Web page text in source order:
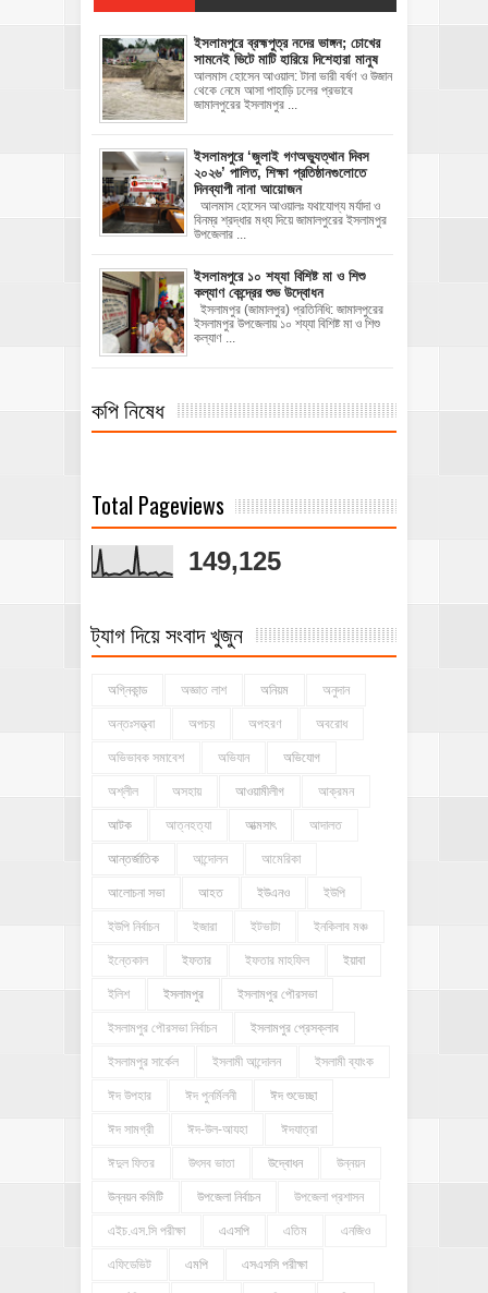
ইসলামপুরে ব্রহ্মপুত্র নদের ভাঙ্গন; চোখের
সামনেই ভিটে মাটি হারিয়ে দিশেহারা মানুষ
আলমাস হোসেন আওয়াল: টানা ভারী বর্ষণ ও উজান
থেকে নেমে আসা পাহাড়ি ঢলের প্রভাবে
জামালপুরের ইসলামপুর ...
‎ইসলামপুরে ‘জুলাই গণঅভ্যুত্থান দিবস
২০২৬’ পালিত, শিক্ষা প্রতিষ্ঠানগুলোতে
দিনব্যাপী নানা আয়োজন
‎​আলমাস হোসেন আওয়ালঃ‎ ‎​যথাযোগ্য মর্যাদা ও
বিনম্র শ্রদ্ধার মধ্য দিয়ে জামালপুরের ইসলামপুর
উপজেলার ...
ইসলামপুরে ১০ শয্যা বিশিষ্ট মা ও শিশু
কল্যাণ কেন্দ্রের শুভ উদ্বোধন
ইসলামপুর (জামালপুর) প্রতিনিধি: জামালপুরের
ইসলামপুর উপজেলায় ১০ শয্যা বিশিষ্ট মা ও শিশু
কল্যাণ ...
কপি নিষেধ
Total Pageviews
149,125
ট্যাগ দিয়ে সংবাদ খুজুন
অগ্নিকান্ড অজ্ঞাত লাশ অনিয়ম অনুদান
অন্তঃসত্ত্বা অপচয় অপহরণ অবরোধ
অভিভাবক সমাবেশ অভিযান অভিযোগ
অশ্লীল অসহায় আওয়ামীলীগ আক্রমন
আটক আত্নহত্যা আত্মসাৎ আদালত
আন্তর্জাতিক আন্দোলন আমেরিকা
আলোচনা সভা আহত ইউএনও ইউপি
ইউপি নির্বাচন ইজারা ইটভাটা ইনকিলাব মঞ্চ
ইন্তেকাল ইফতার ইফতার মাহফিল ইয়াবা
ইলিশ ইসলামপুর ইসলামপুর পৌরসভা
ইসলামপুর পৌরসভা নির্বাচন ইসলামপুর প্রেসক্লাব
ইসলামপুর সার্কেল ইসলামী আন্দোলন ইসলামী ব্যাংক
ঈদ উপহার ঈদ পুনর্মিলনী ঈদ শুভেচ্ছা
ঈদ সামগ্রী ঈদ-উল-আযহা ঈদযাত্রা
ঈদুল ফিতর উৎসব ভাতা উদ্বোধন উন্নয়ন
উন্নয়ন কমিটি উপজেলা নির্বাচন উপজেলা প্রশাসন
এইচ.এস.সি পরীক্ষা এএসপি এতিম এনজিও
এফিডেভিট এমপি এসএসসি পরীক্ষা